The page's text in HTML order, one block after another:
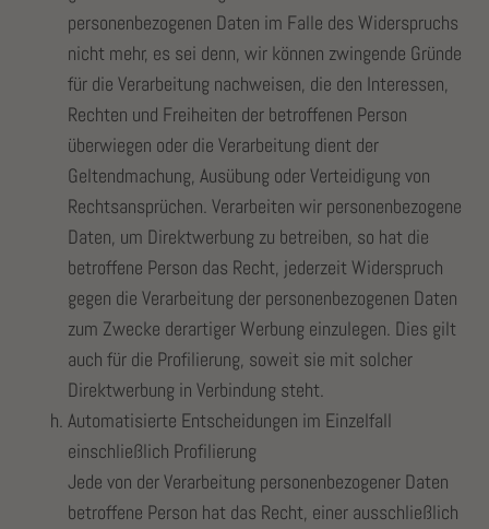
personenbezogenen Daten im Falle des Widerspruchs
nicht mehr, es sei denn, wir können zwingende Gründe
für die Verarbeitung nachweisen, die den Interessen,
Rechten und Freiheiten der betroffenen Person
überwiegen oder die Verarbeitung dient der
Geltendmachung, Ausübung oder Verteidigung von
Rechtsansprüchen. Verarbeiten wir personenbezogene
Daten, um Direktwerbung zu betreiben, so hat die
betroffene Person das Recht, jederzeit Widerspruch
gegen die Verarbeitung der personenbezogenen Daten
zum Zwecke derartiger Werbung einzulegen. Dies gilt
auch für die Profilierung, soweit sie mit solcher
Direktwerbung in Verbindung steht.
Automatisierte Entscheidungen im Einzelfall
einschließlich Profilierung
Jede von der Verarbeitung personenbezogener Daten
betroffene Person hat das Recht, einer ausschließlich